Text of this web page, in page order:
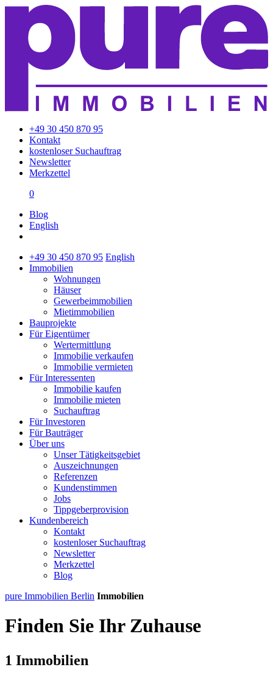
+49 30 450 870 95
Kontakt
kostenloser Suchauftrag
Newsletter
Merkzettel
0
Blog
English
+49 30 450 870 95 English
Immobilien
Wohnungen
Häuser
Gewerbeimmobilien
Mietimmobilien
Bauprojekte
Für Eigentümer
Wertermittlung
Immobilie verkaufen
Immobilie vermieten
Für Interessenten
Immobilie kaufen
Immobilie mieten
Suchauftrag
Für Investoren
Für Bauträger
Über uns
Unser Tätigkeitsgebiet
Auszeichnungen
Referenzen
Kundenstimmen
Jobs
Tippgeberprovision
Kundenbereich
Kontakt
kostenloser Suchauftrag
Newsletter
Merkzettel
Blog
pure Immobilien Berlin Immobilien
Finden Sie Ihr Zuhause
1 Immobilien